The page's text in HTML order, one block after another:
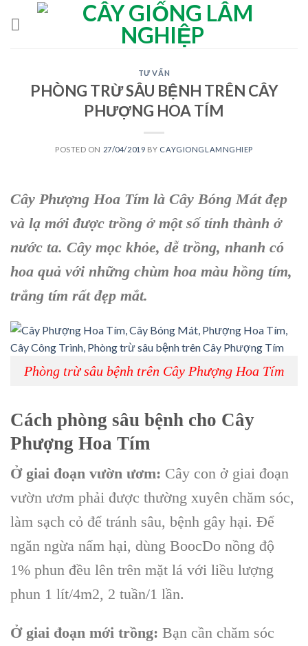
TƯ VẤN
PHÒNG TRỪ SÂU BỆNH TRÊN CÂY
PHƯỢNG HOA TÍM
POSTED ON 27/04/2019 BY CAYGIONGLAMNGHIEP
Cây Phượng Hoa Tím là Cây Bóng Mátđẹp
và lạ mới được trồng ở một số tỉnh thành ở
nước ta. Cây mọc khỏe, dễ trồng, nhanh có
hoa quả với những chùm hoa màu hồng tím,
trắng tím rất đẹp mắt.
Phòng trừ sâu bệnh trên Cây Phượng Hoa Tím
Cách phòng sâu bệnh cho Cây
Phượng Hoa Tím
Ở giai đoạn vườn ươm: Cây con ở giai đoạn
vườn ươm phải được thường xuyên chăm sóc,
làm sạch cỏ để tránh sâu, bệnh gây hại. Để
ngăn ngừa nấm hại, dùng BoocDo nồng độ
1% phun đều lên trên mặt lá với liều lượng
phun 1 lít/4m2, 2 tuần/1 lần.
Ở giai đoạn mới trồng: Bạn cần chăm sóc